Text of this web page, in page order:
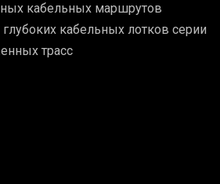
кабельных маршрутов
кабельных лотков серии
трасс